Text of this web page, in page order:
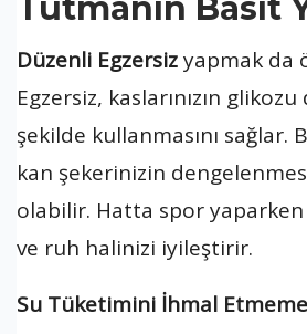
Tutmanın Basit
Düzenli Egzersizyapmak da
Egzersiz, kaslarınızın
şekilde kullanmasını sağlar.
kan şekerinizin
olabilir. Hatta spor
ve ruh halinizi iyileştirir.
Su Tüketimini İhmal